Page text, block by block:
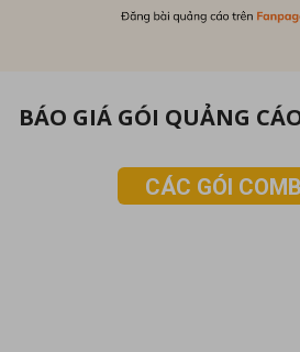
BÁO GIÁ GÓI QUẢNG
CÁC GÓI